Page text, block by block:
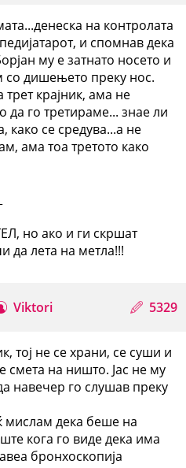
на контролата
и спомнав дека
му е затнато носето и
дишењето преку нос.
крајник, ама не
да го третираме... знае ли
како се средува...а не
ама тоа третото како
но ако и ги скршат
да лета на метла!!!
Viktori 5329
тој не се храни, се суши и
смета на ништо. Јас не му
навечер го слушав преку
мислам дека беше на
кога го виде дека има
бронхоскопија